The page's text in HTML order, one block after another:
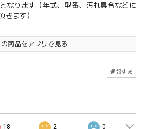
なります（年式、型番、汚れ具合などに
きます）
の商品をアプリで見る
通報する
18 2 0